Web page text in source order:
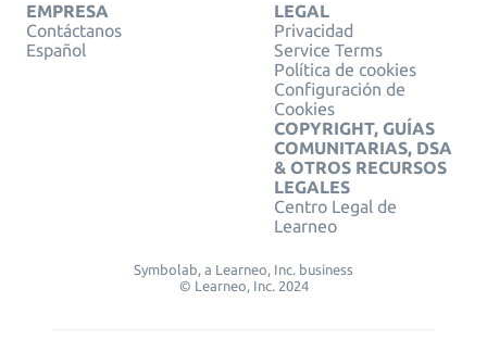
EMPRESA
Contáctanos
Español
LEGAL
Privacidad
Service Terms
Política de cookies
Configuración de
Cookies
COPYRIGHT, GUÍAS
COMUNITARIAS, DSA
& OTROS RECURSOS
LEGALES
Centro Legal de
Learneo
Symbolab, a Learneo, Inc. business
© Learneo, Inc. 2024